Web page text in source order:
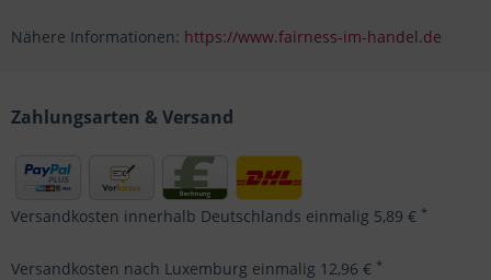
Nähere Informationen: https://www.fairness-im-handel.de
Zahlungsarten & Versand
Versandkosten innerhalb Deutschlands einmalig 5,89 € *
Versandkosten nach Luxemburg einmalig 12,96 € *